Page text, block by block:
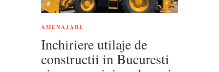
AMENAJARI
Inchiriere utilaje de
constructii in Bucuresti